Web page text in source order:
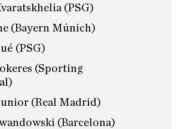
(PSG)
(Bayern Múnich)
(PSG)
(Sporting
(Real Madrid)
(Barcelona)